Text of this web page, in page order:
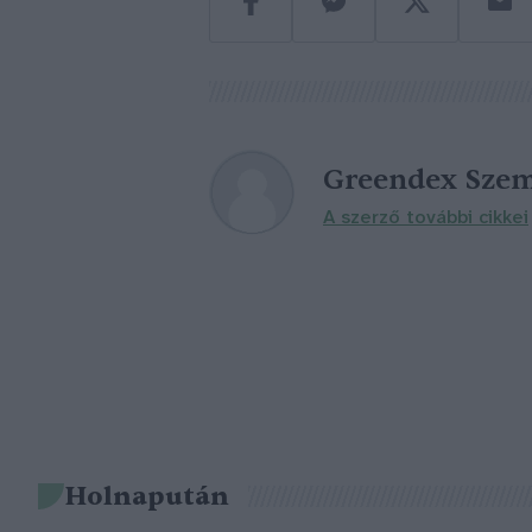
Greendex
A szerző további cikkei
Holnapután